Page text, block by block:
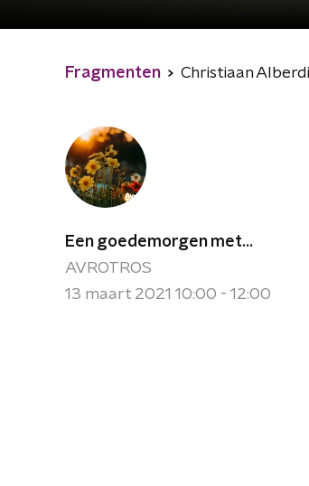
Fragmenten Christiaan
Een goedemorgen met...
AVROTROS
13 maart 2021 10:00 - 12:00